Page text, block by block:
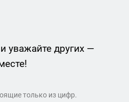
уважайте других —
только из цифр.